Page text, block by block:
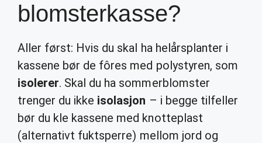
blomsterkasse?
Aller først: Hvis du skal ha helårsplanter i
kassene bør de fôres med polystyren, som
isolerer. Skal du ha sommerblomster
trenger du ikke isolasjon – i begge tilfeller
bør du kle kassene med knotteplast
(alternativt fuktsperre) mellom jord og